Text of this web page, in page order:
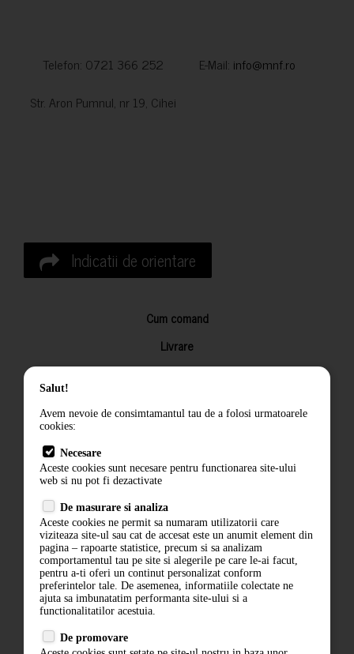
Telefon: 0721 366 252 E-Mail: info@mnf.ro
Str. Aron Pumnul, nr 19, Cihei
Indicatii de orientare
Cum comand
Livrare
Returnarea produselor
Termeni si conditii
Politica de confidentialitate
ANPC
Salut!
Avem nevoie de consimtamantul tau de a folosi urmatoarele
cookies:
Necesare
Aceste cookies sunt necesare pentru functionarea site-ului
web si nu pot fi dezactivate
De masurare si analiza
Aceste cookies ne permit sa numaram utilizatorii care
viziteaza site-ul sau cat de accesat este un anumit element din
pagina – rapoarte statistice, precum si sa analizam
comportamentul tau pe site si alegerile pe care le-ai facut,
pentru a-ti oferi un continut personalizat conform
preferintelor tale. De asemenea, informatiile colectate ne
ajuta sa imbunatatim performanta site-ului si a
functionalitatilor acestuia.
De promovare